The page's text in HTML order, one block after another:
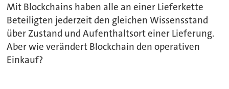
Mit Blockchains haben alle an einer Lieferkette
Beteiligten jederzeit den gleichen Wissensstand
über Zustand und Aufenthaltsort einer Lieferung.
Aber wie verändert Blockchain den operativen
Einkauf?